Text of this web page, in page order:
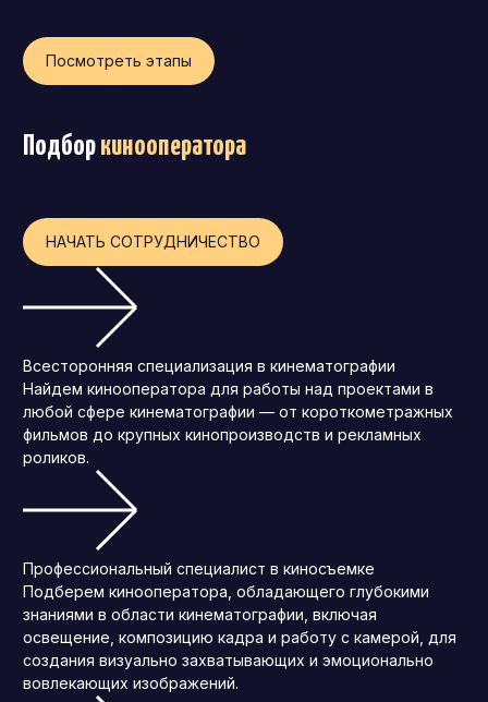
Генеральный директор (CEO)
Коммерческий директор
Операционный директор (COO)
Директор по стратегическому развитию
Финансовый директор (CFO)
Технический директор (CTO)
Мировой HR
Франшиза
Посмотреть этапы
Подборкинооператора
НАЧАТЬ СОТРУДНИЧЕСТВО
Всесторонняя специализация в кинематографии
Найдем кинооператора для работы над проектами в
любой сфере кинематографии — от короткометражных
фильмов до крупных кинопроизводств и рекламных
роликов.
Профессиональный специалист в киносъемке
Подберем кинооператора, обладающего глубокими
знаниями в области кинематографии, включая
освещение, композицию кадра и работу с камерой, для
создания визуально захватывающих и эмоционально
вовлекающих изображений.